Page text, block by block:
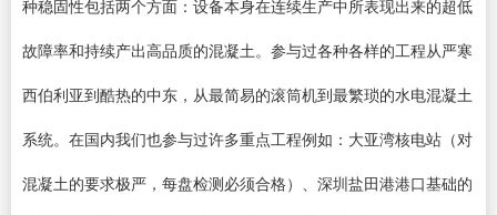
种稳固性包括两个方面：设备本身在连续生产中所表现出来的超低
故障率和持续产出高品质的混凝土。参与过各种各样的工程从严寒
西伯利亚到酷热的中东，从最简易的滚筒机到最繁琐的水电混凝土
系统。在国内我们也参与过许多重点工程例如：大亚湾核电站（对
混凝土的要求极严，每盘检测必须合格）、深圳盐田港港口基础的